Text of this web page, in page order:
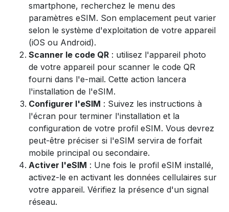
smartphone, recherchez le menu des
paramètres eSIM. Son emplacement peut varier
selon le système d'exploitation de votre appareil
(iOS ou Android).
Scanner le code QR : utilisez l'appareil photo
de votre appareil pour scanner le code QR
fourni dans l'e-mail. Cette action lancera
l'installation de l'eSIM.
Configurer l'eSIM : Suivez les instructions à
l'écran pour terminer l'installation et la
configuration de votre profil eSIM. Vous devrez
peut-être préciser si l'eSIM servira de forfait
mobile principal ou secondaire.
Activer l'eSIM : Une fois le profil eSIM installé,
activez-le en activant les données cellulaires sur
votre appareil. Vérifiez la présence d'un signal
réseau.